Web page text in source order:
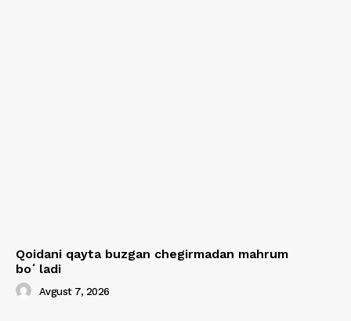
Qoidani qayta buzgan chegirmadan mahrum
boʻladi
Avgust 7, 2026